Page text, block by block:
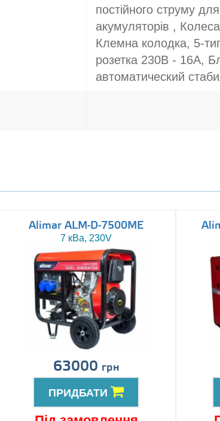
постійного струму
акумуляторів ,
Клемна колодка, 5-
розетка 230В - 16A,
автоматический
Alimar ALM-D-7500ME
7 кВа, 230V
63000 грн
ПРИДБАТИ